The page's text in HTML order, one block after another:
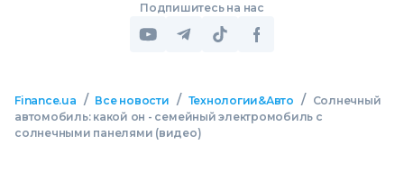
Подпишитесь на нас
Finance.ua / Все новости / Технологии&Авто /
Солнечный
автомобиль: какой он - семейный электромобиль с
солнечными панелями (видео)